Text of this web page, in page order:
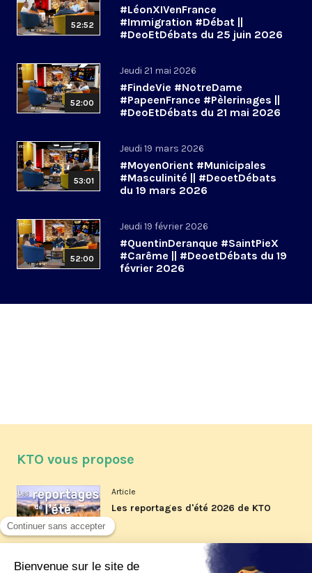
52:52
#LéonXIVenFrance
#Immigration #Débat ||
#DeoEtDébats du 25 juin 2026
52:00
Jeudi 21 mai 2026
#FindeVie #NotreDame
#PapeenFrance #Pèlerinages ||
#DeoEtDébats du 21 mai 2026
53:01
Jeudi 19 mars 2026
#MoyenOrient #Municipales
#Masculinité || #DeoetDébats
du 19 mars 2026
52:00
Jeudi 19 février 2026
#QuentinDeranque #SaintPieX
#Carême || #DeoetDébats du 19
février 2026
KTO vous propose
Article
Les reportages d'été 2026 de KTO